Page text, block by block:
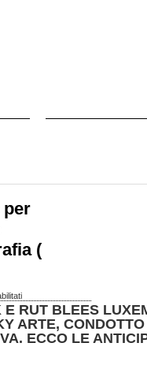
per
(
Su
“Master
Of
Photography”:
RUT BLEES
ARTE,
ECCO LE